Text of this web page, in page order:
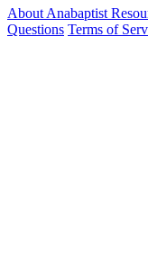
About Anabaptist
Questions Terms of